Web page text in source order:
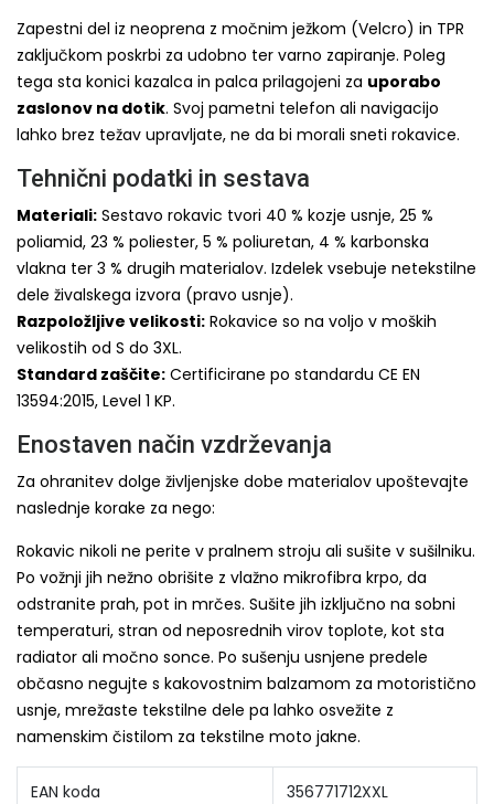
Zapestni del iz neoprena z močnim ježkom (Velcro) in TPR
zaključkom poskrbi za udobno ter varno zapiranje. Poleg
tega sta konici kazalca in palca prilagojeni za uporabo
zaslonov na dotik. Svoj pametni telefon ali navigacijo
lahko brez težav upravljate, ne da bi morali sneti rokavice.
Tehnični podatki in sestava
Materiali: Sestavo rokavic tvori 40 % kozje usnje, 25 %
poliamid, 23 % poliester, 5 % poliuretan, 4 % karbonska
vlakna ter 3 % drugih materialov. Izdelek vsebuje netekstilne
dele živalskega izvora (pravo usnje).
Razpoložljive velikosti: Rokavice so na voljo v moških
velikostih od S do 3XL.
Standard zaščite: Certificirane po standardu CE EN
13594:2015, Level 1 KP.
Enostaven način vzdrževanja
Za ohranitev dolge življenjske dobe materialov upoštevajte
naslednje korake za nego:
Rokavic nikoli ne perite v pralnem stroju ali sušite v sušilniku.
Po vožnji jih nežno obrišite z vlažno mikrofibra krpo, da
odstranite prah, pot in mrčes. Sušite jih izključno na sobni
temperaturi, stran od neposrednih virov toplote, kot sta
radiator ali močno sonce. Po sušenju usnjene predele
občasno negujte s kakovostnim balzamom za motoristično
usnje, mrežaste tekstilne dele pa lahko osvežite z
namenskim čistilom za tekstilne moto jakne.
EAN koda 356771712XXL